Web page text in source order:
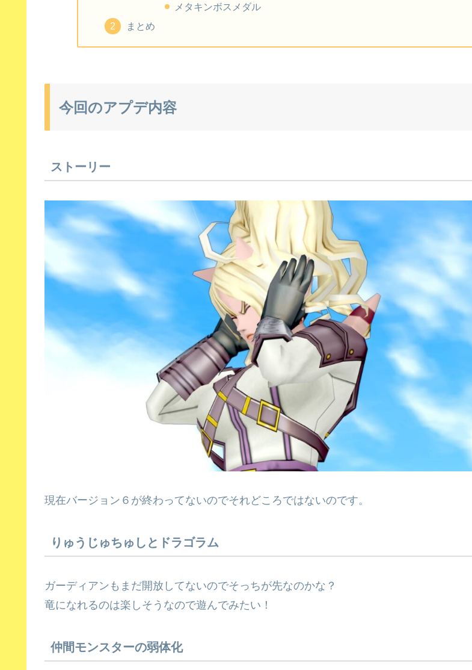
メタキンボスメダル
まとめ
今回のアプデ内容
ストーリー
現在バージョン６が終わってないのでそれどころではないのです。
りゅうじゅちゅしとドラゴラム
ガーディアンもまだ開放してないのでそっちが先なのかな？
竜になれるのは楽しそうなので遊んでみたい！
仲間モンスターの弱体化